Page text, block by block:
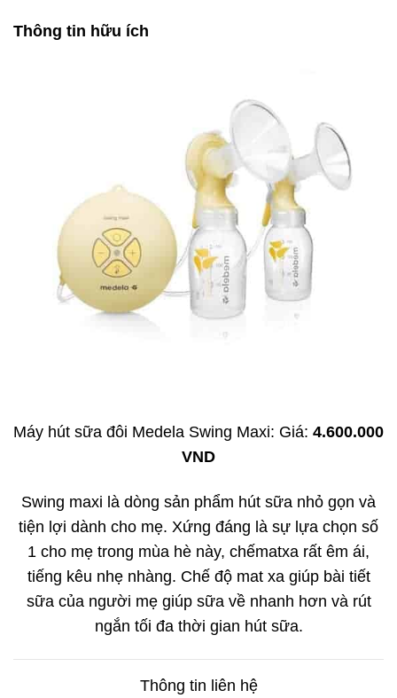
Thông tin hữu ích
Máy hút sữa đôi Medela Swing Maxi: Giá: 4.600.000
VND
Swing maxi là dòng sản phẩm hút sữa nhỏ gọn và
tiện lợi dành cho mẹ. Xứng đáng là sự lựa chọn số
1 cho mẹ trong mùa hè này, chếmatxa rất êm ái,
tiếng kêu nhẹ nhàng. Chế độ mat xa giúp bài tiết
sữa của người mẹ giúp sữa về nhanh hơn và rút
ngắn tối đa thời gian hút sữa.
Thông tin liên hệ